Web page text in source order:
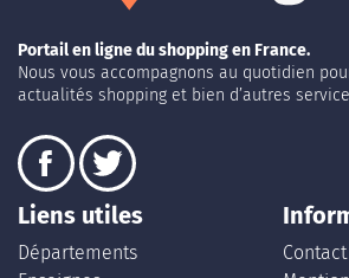
Portail en ligne du shopping en France.
Nous vous accompagnons au quotidien
actualités shopping et bien d’autres
Liens utiles
Départements
Contact